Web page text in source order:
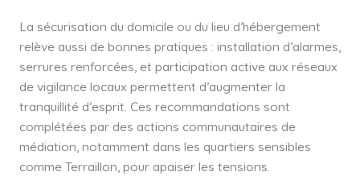
La sécurisation du domicile ou du lieu d’hébergement
relève aussi de bonnes pratiques : installation d’alarmes,
serrures renforcées, et participation active aux réseaux
de vigilance locaux permettent d’augmenter la
tranquillité d’esprit. Ces recommandations sont
complétées par des actions communautaires de
médiation, notamment dans les quartiers sensibles
comme Terraillon, pour apaiser les tensions.